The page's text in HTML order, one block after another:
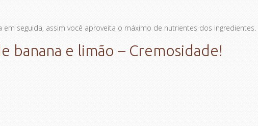
seguida, assim você aproveita o máximo de nutrientes dos ingredientes.
banana e limão – Cremosidade!